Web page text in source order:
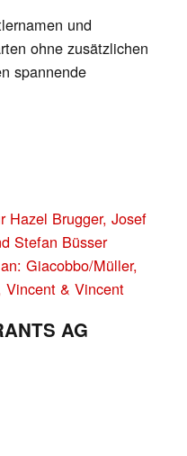
und
ohne zusätzlichen
spannende
Hazel Brugger, Josef
Stefan Büsser
Giacobbo/Müller,
Vincent & Vincent
AG